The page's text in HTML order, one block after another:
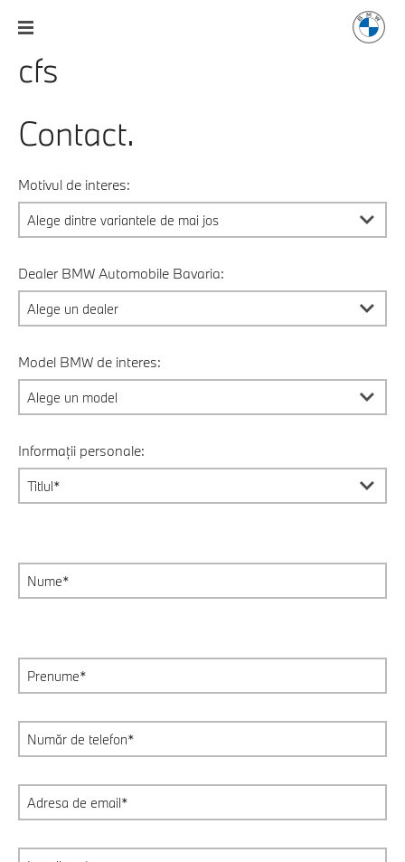
cfs
Contact.
Motivul de interes:
Dealer BMW Automobile Bavaria:
Model BMW de interes:
Informații personale: